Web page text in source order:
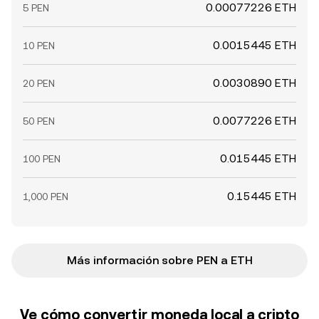
5 PEN 0.00077226 ETH
10 PEN 0.0015445 ETH
20 PEN 0.0030890 ETH
50 PEN 0.0077226 ETH
100 PEN 0.015445 ETH
1,000 PEN 0.15445 ETH
Más información sobre PEN a ETH
Ve cómo convertir moneda local a cripto